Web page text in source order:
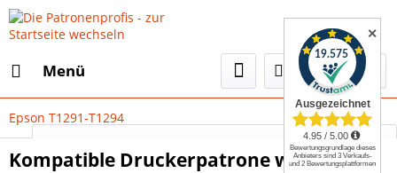
Menü
Select Language▼
Epson T1291-T1294
Kompatible Druckerpatrone wie Epson
✕